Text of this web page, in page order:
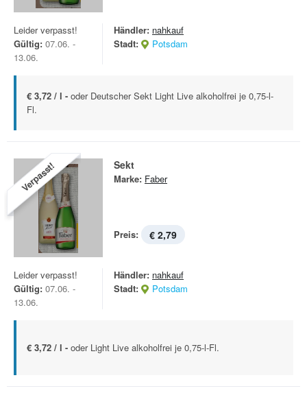
Leider verpasst!
Gültig: 07.06. -
13.06.
Händler: nahkauf
Stadt:
Potsdam
€ 3,72 / l - oder Deutscher Sekt Light Live alkoholfrei je 0,75-l-
Fl.
Verpasst! Sekt
Marke: Faber
Preis: € 2,79
Leider verpasst!
Gültig: 07.06. -
13.06.
Händler: nahkauf
Stadt:
Potsdam
€ 3,72 / l - oder Light Live alkoholfrei je 0,75-l-Fl.